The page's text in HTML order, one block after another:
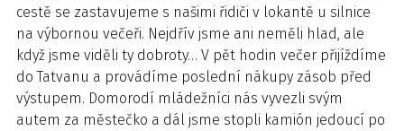
cestě se zastavujeme s našimi řidiči v lokantě u silnice
na výbornou večeři. Nejdřív jsme ani neměli hlad, ale
když jsme viděli ty dobroty… V pět hodin večer přijíždíme
do Tatvanu a provádíme poslední nákupy zásob před
výstupem. Domorodí mládežníci nás vyvezli svým
autem za městečko a dál jsme stopli kamión jedoucí po